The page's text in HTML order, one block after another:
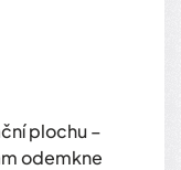
plochu –
odemkne